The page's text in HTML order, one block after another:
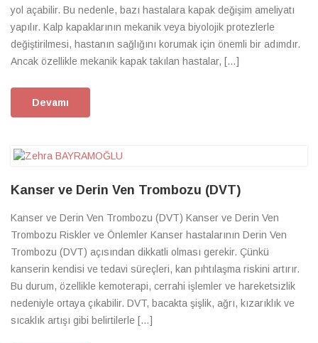
yol açabilir. Bu nedenle, bazı hastalara kapak değişim ameliyatı
yapılır. Kalp kapaklarının mekanik veya biyolojik protezlerle
değiştirilmesi, hastanın sağlığını korumak için önemli bir adımdır.
Ancak özellikle mekanik kapak takılan hastalar, […]
Devamı
Kanser ve Derin Ven Trombozu (DVT)
Kanser ve Derin Ven Trombozu (DVT) Kanser ve Derin Ven
Trombozu Riskler ve Önlemler Kanser hastalarının Derin Ven
Trombozu (DVT) açısından dikkatli olması gerekir. Çünkü
kanserin kendisi ve tedavi süreçleri, kan pıhtılaşma riskini artırır.
Bu durum, özellikle kemoterapi, cerrahi işlemler ve hareketsizlik
nedeniyle ortaya çıkabilir. DVT, bacakta şişlik, ağrı, kızarıklık ve
sıcaklık artışı gibi belirtilerle […]